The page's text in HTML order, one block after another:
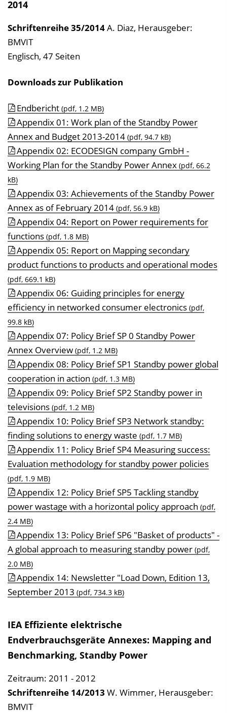
2014
Schriftenreihe35/2014A. Diaz, Herausgeber:
BMVIT
Englisch, 47 Seiten
Downloads zur Publikation
Endbericht (pdf, 1.2 MB)
Appendix 01: Work plan of the Standby Power
Annex and Budget 2013-2014 (pdf, 94.7 kB)
Appendix 02: ECODESIGN company GmbH -
Working Plan for the Standby Power Annex (pdf, 66.2
kB)
Appendix 03: Achievements of the Standby Power
Annex as of February 2014 (pdf, 56.9 kB)
Appendix 04: Report on Power requirements for
functions (pdf, 1.8 MB)
Appendix 05: Report on Mapping secondary
product functions to products and operational modes
(pdf, 669.1 kB)
Appendix 06: Guiding principles for energy
efficiency in networked consumer electronics (pdf,
99.8 kB)
Appendix 07: Policy Brief SP 0 Standby Power
Annex Overview (pdf, 1.2 MB)
Appendix 08: Policy Brief SP1 Standby power global
cooperation in action (pdf, 1.3 MB)
Appendix 09: Policy Brief SP2 Standby power in
televisions (pdf, 1.2 MB)
Appendix 10: Policy Brief SP3 Network standby:
finding solutions to energy waste (pdf, 1.7 MB)
Appendix 11: Policy Brief SP4 Measuring success:
Evaluation methodology for standby power policies
(pdf, 1.9 MB)
Appendix 12: Policy Brief SP5 Tackling standby
power wastage with a horizontal policy approach (pdf,
2.4 MB)
Appendix 13: Policy Brief SP6 "Basket of products" -
A global approach to measuring standby power (pdf,
2.0 MB)
Appendix 14: Newsletter "Load Down, Edition 13,
September 2013 (pdf, 734.3 kB)
IEA Effiziente elektrische
Endverbrauchsgeräte Annexes: Mapping and
Benchmarking, Standby Power
Zeitraum: 2011 - 2012
Schriftenreihe 14/2013 W. Wimmer, Herausgeber:
BMVIT